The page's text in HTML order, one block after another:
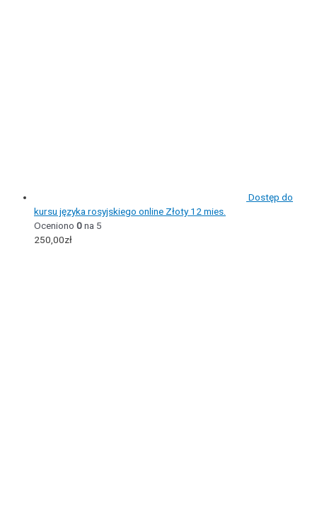
Dostęp do
kursu języka rosyjskiego online Złoty 12 mies.
Oceniono 0na 5
250,00zł